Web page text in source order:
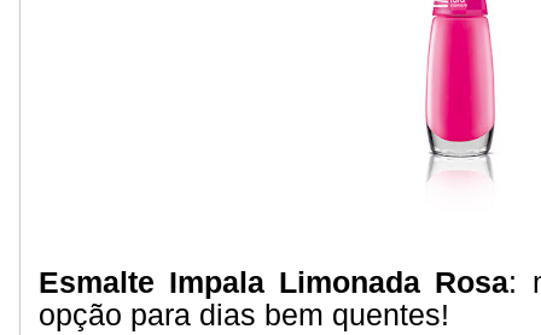
Esmalte Impala Limonada Rosa:
opção para dias bem quentes!